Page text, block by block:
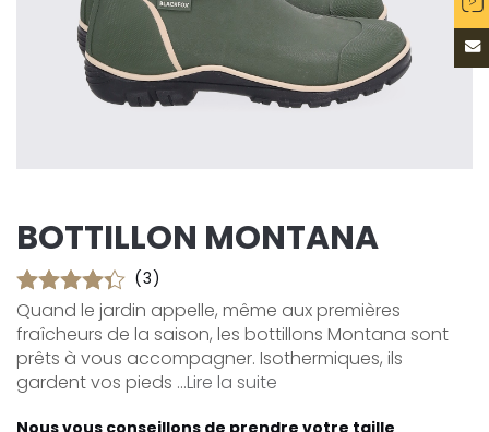
BOTTILLON MONTANA
(3)
Quand le jardin appelle, même aux premières
fraîcheurs de la saison, les bottillons Montana sont
prêts à vous accompagner. Isothermiques, ils
gardent vos pieds ...Lire la suite
Nous vous conseillons de prendre votre taille